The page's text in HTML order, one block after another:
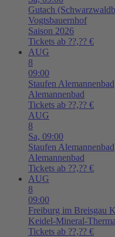
Gutach
Vogtsbauernhof
Saison 2026
Tickets ab ??,?? €
AUG
8
09:00
Staufen Alemannenbad
Alemannenbad
Tickets ab ??,?? €
AUG
8
Sa, 09:00
Staufen Alemannenbad
Alemannenbad
Tickets ab ??,?? €
AUG
8
09:00
Freiburg im Breisgau
Keidel-Mineral-
Tickets ab ??,?? €